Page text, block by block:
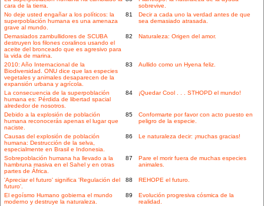
cara de la tierra.
sobrevive.
No deje usted engañar a los políticos: la
superpoblación humana es una amenaza
grave al mundo.
81
Decir a cada uno la verdad antes de que
sea demasiado atrasada.
Demasiados zambullidores de SCUBA
destruyen los filones coralinos usando el
aceite del bronceado que es agresivo para
la vida de marina.
82 Naturaleza: Origen del amor.
2010: Año Internacional de la
Biodiversidad. ONU dice que las especies
vegetales y animales desaparecen de la
expansión urbana y agrícola.
83 Aullido como un Hyena feliz.
La consecuencia de la superpoblación
humana es: Pérdida de libertad spacial
alrededor de nosotros.
84 ¡Quedar Cool . . . STHOPD el mundo!
Debido a la explosión de población
humana reconocerás apenas el lugar que
naciste.
85
Conformarte por favor con acto puesto en
peligro de la especie.
Causas del explosión de población
humana: Destrucción de la selva,
especialmente en Brasil e Indonesia.
86 Le naturaleza decir: ¡muchas gracias!
Sobrepoblación humana ha llevado a la
hambruna masiva en el Sahel y en otras
partes de África.
87
Pare el morir fuera de muchas especies
animales.
'Apreciar el futuro' significa 'Regulación del
futuro'.
88 REHOPE el futuro.
El egoísmo Humano gobierna el mundo
moderno y destruye la naturaleza.
89
Evolución progresiva cósmica de la
realidad.